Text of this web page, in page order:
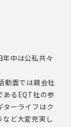
中は公私共々
動面では親会社
あるEQT社の参
ターライフはク
ど大変充実し